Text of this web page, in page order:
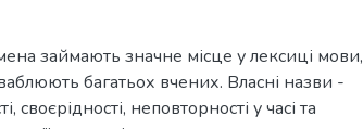
займають значне місце у лексиці мови,
багатьох вчених. Власні назви -
своєрідності, неповторності у часі та